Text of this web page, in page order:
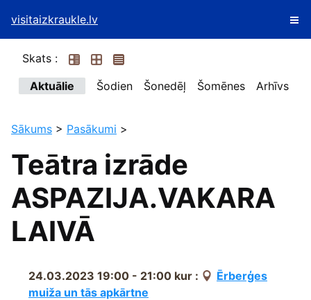
visitaizkraukle.lv
Skats :
Aktuālie
Šodien Šonedēļ Šomēnes Arhīvs
Sākums > Pasākumi >
Teātra izrāde
ASPAZIJA.VAKARA
LAIVĀ
24.03.2023 19:00 - 21:00 kur :
Ērberģes
muiža un tās apkārtne